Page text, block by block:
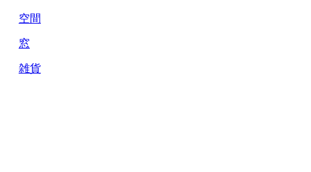
空間
窓
雑貨